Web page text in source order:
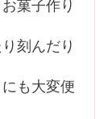
菓子作り
刻んだり
も大変便